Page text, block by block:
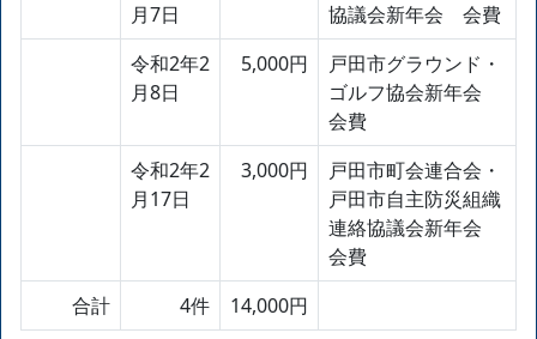
月7日
協議会新年会 会費
令和2年2
月8日
5,000円
戸田市グラウンド・
ゴルフ協会新年会
会費
令和2年2
月17日
3,000円
戸田市町会連合会・
戸田市自主防災組織
連絡協議会新年会
会費
合計
4件 14,000円